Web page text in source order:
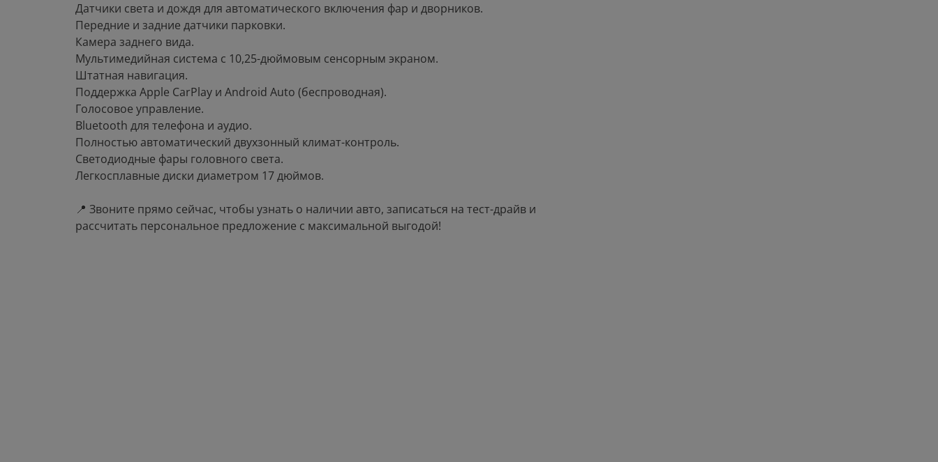
Датчики света и дождя для автоматического включения фар и дворников.
Передние и задние датчики парковки.
Камера заднего вида.
Мультимедийная система с 10,25-дюймовым сенсорным экраном.
Штатная навигация.
Поддержка Apple CarPlay и Android Auto (беспроводная).
Голосовое управление.
Bluetooth для телефона и аудио.
Полностью автоматический двухзонный климат-контроль.
Светодиодные фары головного света.
Легкосплавные диски диаметром 17 дюймов.
📍 Звоните прямо сейчас, чтобы узнать о наличии авто, записаться на тест-драйв и
рассчитать персональное предложение с максимальной выгодой!